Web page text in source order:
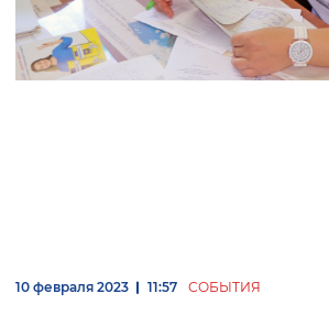
СОБЫТИЯ
10 февраля 2023 11:57